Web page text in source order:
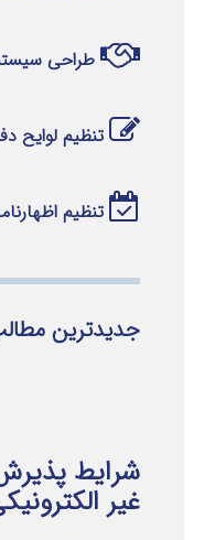
طراحی
تنظیم لوایح
تنظیم
جدیدترین
شرایط
غیر